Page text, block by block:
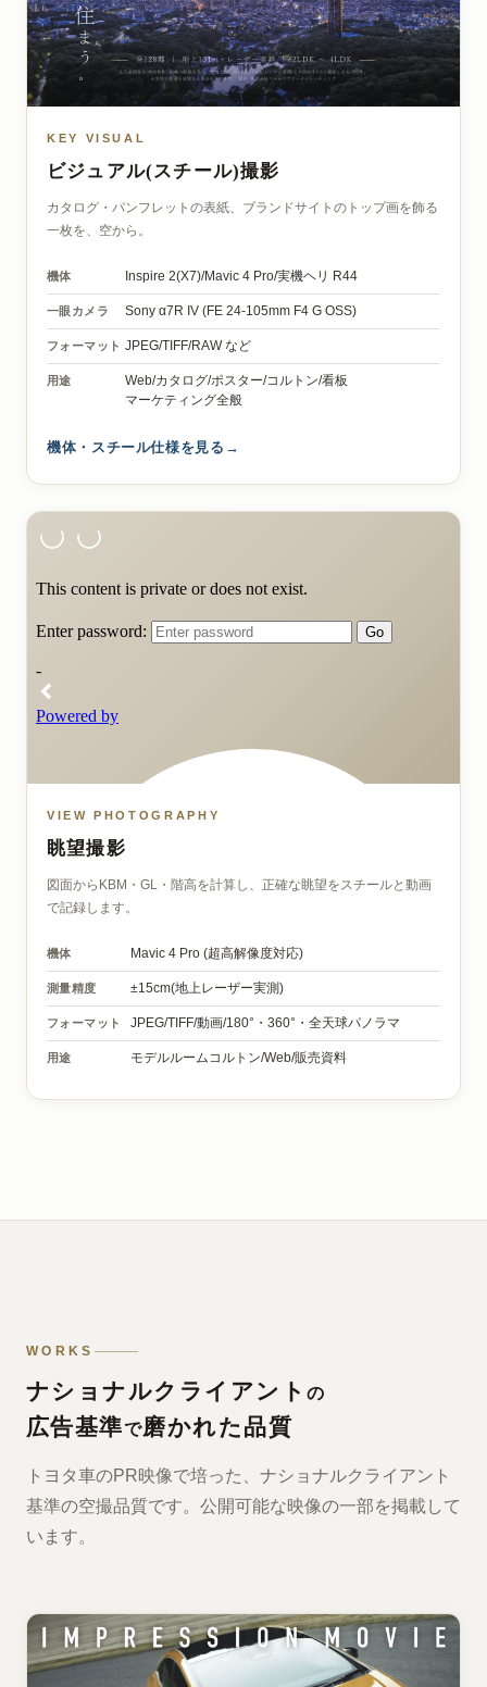
KEY VISUAL
ビジュアル(スチール)撮影
カタログ・パンフレットの表紙、ブランドサイトのトップ画を飾る
一枚を、空から。
機体 Inspire 2(X7)/Mavic 4 Pro/実機ヘリ R44
一眼カメラ Sony α7R IV (FE 24-105mm F4 G OSS)
フォーマット JPEG/TIFF/RAW など
用途
Web/カタログ/ポスター/コルトン/看板
マーケティング全般
機体・スチール仕様を見る
VIEW PHOTOGRAPHY
眺望撮影
図面からKBM・GL・階高を計算し、正確な眺望をスチールと動画
で記録します。
機体 Mavic 4 Pro (超高解像度対応)
測量精度 ±15cm(地上レーザー実測)
フォーマット JPEG/TIFF/動画/180°・360°・全天球パノラマ
用途 モデルルームコルトン/Web/販売資料
WORKS
ナショナルクライアントの
広告基準で磨かれた品質
トヨタ車のPR映像で培った、ナショナルクライアント
基準の空撮品質です。公開可能な映像の一部を掲載して
います。